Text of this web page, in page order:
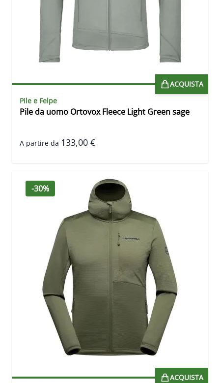
ACQUISTA
Pile e Felpe
Pile da uomo Ortovox Fleece Light Green sage
A partire da 133,00 €
-30%
ACQUISTA